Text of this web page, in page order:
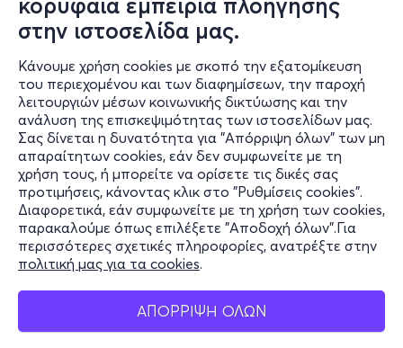
κορυφαία εμπειρία πλοήγησης
στην ιστοσελίδα μας.
Κάνουμε χρήση cookies με σκοπό την εξατομίκευση
του περιεχομένου και των διαφημίσεων, την παροχή
λειτουργιών μέσων κοινωνικής δικτύωσης και την
ανάλυση της επισκεψιμότητας των ιστοσελίδων μας.
Σας δίνεται η δυνατότητα για "Απόρριψη όλων" των μη
απαραίτητων cookies, εάν δεν συμφωνείτε με τη
χρήση τους, ή μπορείτε να ορίσετε τις δικές σας
προτιμήσεις, κάνοντας κλικ στο "Ρυθμίσεις cookies".
Διαφορετικά, εάν συμφωνείτε με τη χρήση των cookies,
παρακαλούμε όπως επιλέξετε "Αποδοχή όλων".Για
περισσότερες σχετικές πληροφορίες, ανατρέξτε στην
πολιτική μας για τα cookies.
ΑΠΟΡΡΙΨΗ ΟΛΩΝ
Πληροφορίες
Υποστήριξη
Stay Connected
Mobile app